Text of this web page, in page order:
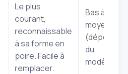
Le plus
courant,
reconnaissable
à sa forme en
poire. Facile à
remplacer.
Bas à
moyen
(dépend
du
modèle)